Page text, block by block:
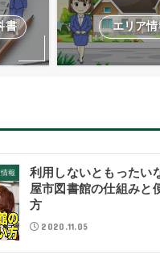
書 エリア
報
利用しないともったい
屋市図書館の仕組みと
方
2020.11.05